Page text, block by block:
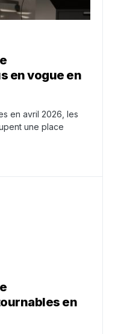
en vogue en
en avril 2026, les
une place
en